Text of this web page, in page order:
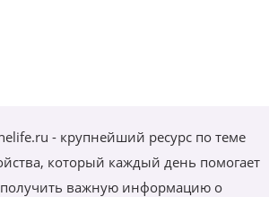
- крупнейший ресурс по теме
который каждый день помогает
важную информацию о